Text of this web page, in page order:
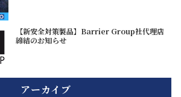
【新安全対策製品】Barrier Group社代理店
締結のお知らせ
アーカイブ